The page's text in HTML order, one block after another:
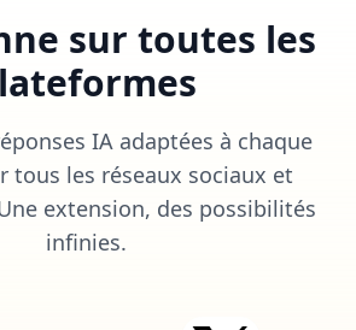
sur toutes les
IA adaptées à chaque
tous les réseaux sociaux et
extension, des possibilités
infinies.